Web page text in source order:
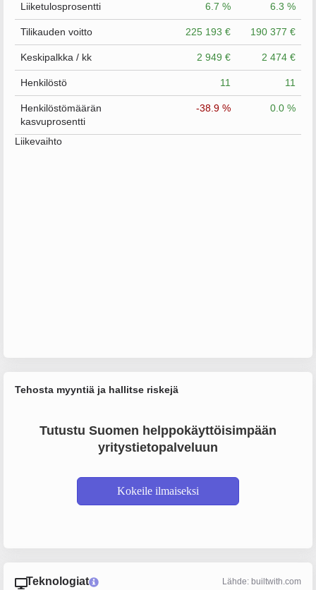
Liiketulosprosentti 6.7 % 6.3 %
Tilikauden voitto 225 193 € 190 377 €
Keskipalkka / kk 2 949 € 2 474 €
Henkilöstö 11 11
Henkilöstömäärän
kasvuprosentti
-38.9 % 0.0 %
Liikevaihto
Tehosta myyntiä ja hallitse riskejä
Tutustu Suomen helppokäyttöisimpään
yritystietopalveluun
Kokeile ilmaiseksi
Teknologiat Lähde: builtwith.com